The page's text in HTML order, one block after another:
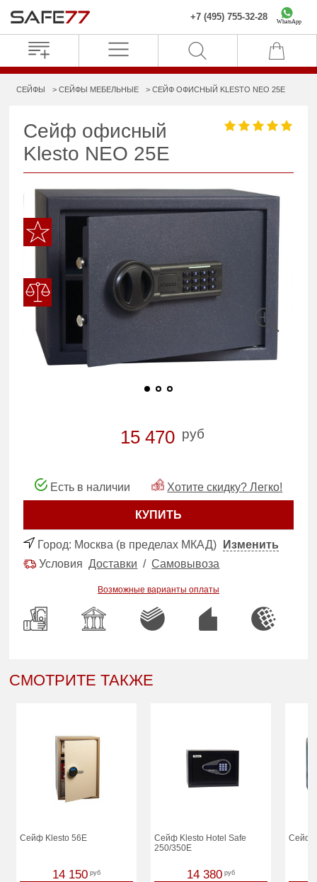
+7 (495) 755-32-28 WhatsApp
СЕЙФЫ СЕЙФЫ МЕБЕЛЬНЫЕ СЕЙФ ОФИСНЫЙ KLESTO NEO 25E
Сейф офисный
Klesto NEO 25E
15 470 руб
Есть в наличии Хотите скидку? Легко!
КУПИТЬ
Город: Москва (в пределах МКАД)
Изменить
УсловияДоставки /Самовывоза
Возможные варианты оплаты
СМОТРИТЕ ТАКЖЕ
Сейф Klesto 56E
14 150 руб
Сейф Klesto Hotel Safe
250/350E
14 380 руб
Сейф